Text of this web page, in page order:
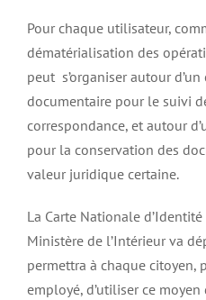
Pour chaque utilisateur,
dématérialisation des
peut s’organiser autour
documentaire pour le suivi
correspondance, et autour
pour la conservation des
valeur juridique certaine.
La Carte Nationale
Ministère de l’Intérieur va
permettra à chaque citoyen,
employé, d’utiliser ce